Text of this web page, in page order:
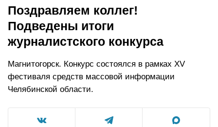
Поздравляем коллег!
Подведены итоги
журналистского конкурса
Магнитогорск. Конкурс состоялся в рамках ХV
фестиваля средств массовой информации
Челябинской области.